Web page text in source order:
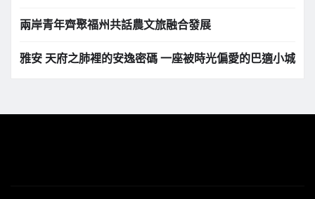
兩岸青年齊聚福州共話農文旅融合發展
雅安 天府之肺裡的安逸密碼 一座被時光偏愛的巴適小城